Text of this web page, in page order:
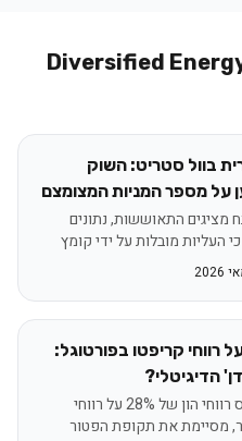
Diversified
בוול סטריט: השוק
על מספר המניות המצומצם
מציגים התאוששות, נתונים
העליות מובלות על ידי קומץ
מרבית השוק נותר מאחור
רווחי קריפטו בפורטוגל:
הדיגיטלי?
פורטוגל הטילה מס רווחי הון של 28% על רווחי
מסיימת את תקופת הפטור